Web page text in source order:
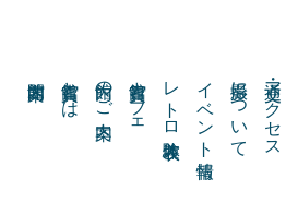
交通・アクセス
撮影について
イベント情報
レトロ衣装体験
貴賓館カフェ
館内のご案内
貴賓館とは